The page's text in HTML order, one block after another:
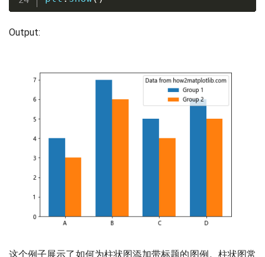
Output:
这个例子展示了如何为柱状图添加带标题的图例。柱状图常